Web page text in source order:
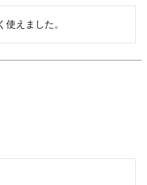
えました。